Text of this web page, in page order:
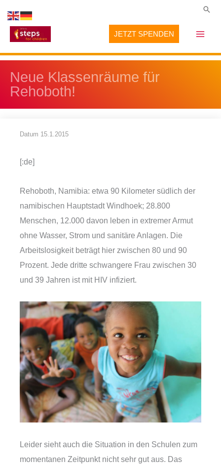
Inhalt
springen
JETZT SPENDEN
Neue Klassenräume für
Rehoboth!
Datum 15.1.2015
[:de]
Rehoboth, Namibia: etwa 90 Kilometer südlich der
namibischen Hauptstadt Windhoek; 28.800
Menschen, 12.000 davon leben in extremer Armut
ohne Wasser, Strom und sanitäre Anlagen. Die
Arbeitslosigkeit beträgt hier zwischen 80 und 90
Prozent. Jede dritte schwangere Frau zwischen 30
und 39 Jahren ist mit HIV infiziert.
Leider sieht auch die Situation in den Schulen zum
momentanen Zeitpunkt nicht sehr gut aus. Das